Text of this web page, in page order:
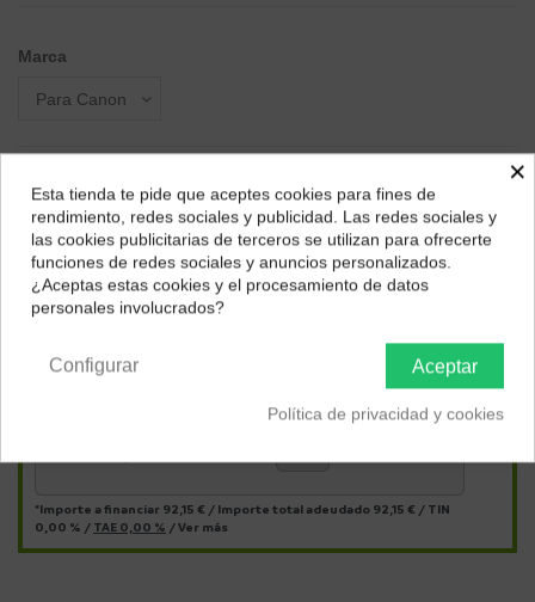
Marca
Págalo a plazos con
*Importe a financiar 92,15 € / Importe total adeudado 92,15 € / TIN
0,00 % / TAE 0,00 % /Ver más
¿Dónde deseas recibir tu pedido?
Selecciona tu ubicación para mostrarte los precios e
impuestos correctos para tu región.
×
Esta tienda te pide que aceptes cookies para fines de
rendimiento, redes sociales y publicidad. Las redes sociales y
las cookies publicitarias de terceros se utilizan para ofrecerte
funciones de redes sociales y anuncios personalizados.
¿Aceptas estas cookies y el procesamiento de datos
personales involucrados?
Aceptar
Configurar
Política de privacidad y cookies